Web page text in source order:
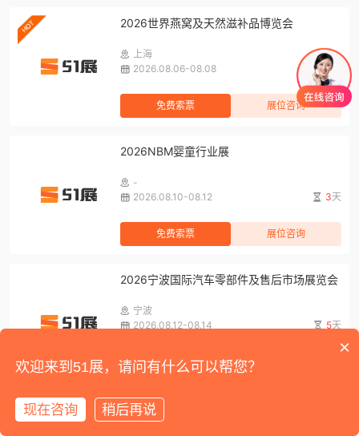
2026世界燕窝及天然滋补品博览会
上海
2026.08.06-08.08
开展中
免费索票 展位咨询
2026NBM婴童行业展
-
2026.08.10-08.12
3天
免费索票 展位咨询
2026宁波国际汽车零部件及售后市场展览会
宁波
2026.08.12-08.14
5天
免费索票
2026第五届亚洲金属建筑博览会
×
欢迎来到51展，请问有什么可以帮您？
现在咨询 稍后再说